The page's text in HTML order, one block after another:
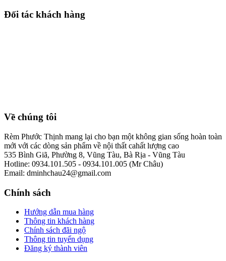
Đối tác khách hàng
Về chúng tôi
Rèm Phước Thịnh mang lại cho bạn một không gian sống hoàn toàn
mới với các dòng sản phẩm về nội thất cahất lượng cao
535 Bình Giã, Phường 8, Vũng Tàu, Bà Rịa - Vũng Tàu
Hotline: 0934.101.505 - 0934.101.005 (Mr Châu)
Email: dminhchau24@gmail.com
Chính sách
Hướng dẫn mua hàng
Thông tin khách hàng
Chính sách đãi ngộ
Thông tin tuyển dụng
Đăng ký thành viên